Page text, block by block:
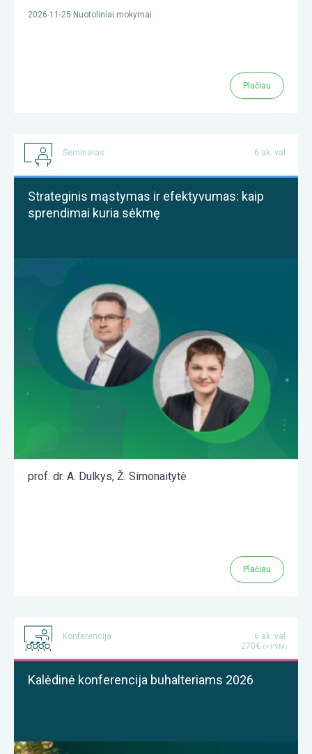
2026-11-25 Nuotoliniai mokymai
Plačiau
Seminaras 6 ak. val.
Strateginis mąstymas ir efektyvumas: kaip
sprendimai kuria sėkmę
prof. dr. A. Dulkys, Ž. Simonaitytė
Plačiau
Konferencija
6 ak. val.
270€ (+ PVM)
Kalėdinė konferencija buhalteriams 2026